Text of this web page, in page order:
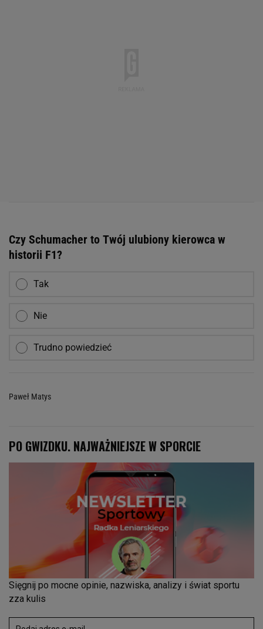
Czy Schumacher to Twój ulubiony kierowca w
historii F1?
Tak
Nie
Trudno powiedzieć
Paweł Matys